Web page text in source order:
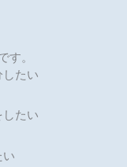
す。
たい
たい